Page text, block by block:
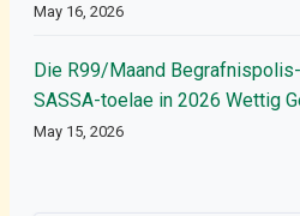
May 16, 2026
Die R99/Maand
SASSA-toelae in 2026 Wettig
May 15, 2026